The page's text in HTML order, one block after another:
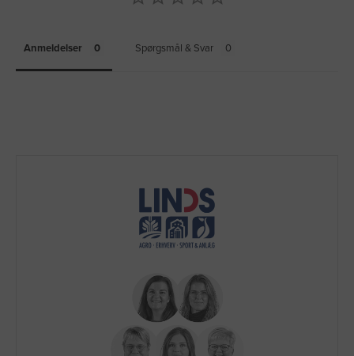
Anmeldelser Spørgsmål & Svar